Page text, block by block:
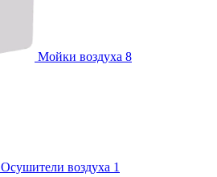
Мойки воздуха 8
Осушители воздуха 1